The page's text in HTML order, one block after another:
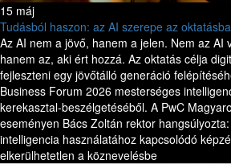
15 máj
Tudásból haszon: az AI szerepe az
Az AI nem a jövő, hanem a jelen. Nem az AI
hanem az, aki ért hozzá. Az oktatás célja
fejleszteni egy jövőtálló generáció
Business Forum 2026 mesterséges
kerekasztal-beszélgetéséből. A PwC
eseményen Bács Zoltán rektor
intelligencia használatához kapcsolódó
elkerülhetetlen a köznevelésbe